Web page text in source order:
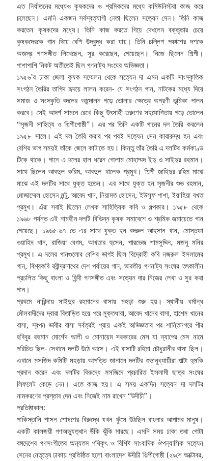
এত নির্যাতনের মধ্যেও কৃষকদের ও শ্রমিকদের মধ্যে কমিউনিস্টরা কাজ করে
চলেছেন। এমনি একজন সর্বস্বত্যাগী নেতা ছিলেন সত্যেন সেন। তিনি কাজ
করতেন কৃষকদের মধ্যে। তিনি কাজ করতে গিয়ে দেখলেন বক্তৃতার চেয়ে
কৃষকদেরকে গান দিয়ে বেশি উদ্বুদ্ধ করা যায়। তিনি চল্লিশ পঞ্চাশের দশকে
অজস্র গণসঙ্গীত লিখেছেন, সুর করেছেন, গেয়েছেন। নিজে ছিলেন শিল্পী।
পাশাপাশি নিকট অতীতেই ছিল গণনাট্য সংঘের অভিজ্ঞতা।
১৯৫৬’র ঢাকা জেলা কৃষক সম্মেলন থেকে সত্যেন দা এমন একটি সাংস্কৃতিক
সংগঠন তৈরির তাগিদ হৃদয়ে লালন করেন- যে সংগঠন গান, নাটকের মধ্যে দিয়ে
সমাজ ও সংস্কৃতি বদলের আন্দোলন গড়ে তোলার ক্ষেত্রে অগ্রণী ভূমিকা পালন
করবে। সেই আদর্শ সামনে রেখে কিছু উৎসাহী তরুণের সহযোগিতায় গড়ে তোলেন
“সৃজনী সাহিত্য ও শিল্পীগোষ্ঠী”। এর পর তিনি একটি গানের দল তৈরি করলেন
১৯৫৮ সালে। এই দল তৈরি করার পর পরই সত্যেন সেন কারারুদ্ধ হন এবং
বেশির ভাগ সময়ই তাঁকে জেলে কাটাতে হয়। কিন্তু তাঁর তৈরি এ দলটির কর্মকাণ্ড
টিকে থাকে। গানে এ দলের হাল ধরেন গোলাম মোহাম্মদ ইদু ও সাইদুর রহমান।
সাথে ছিলেন আবদুল করিম, আবদুল খালেক প্রমুখ। শিল্পী জাহিদুর রহিম মাঝে
মাঝে এই দলটির সাথে যুক্ত হতেন। এর সাথে যুক্ত হন সৃজনীর শুভ রহমান,
মোজাম্মেল হোসেন মন্টু, আবেদ খান, নিয়ামত হোসেন, ইউসুফ পাশা, ইয়াহিয়া বখত
প্রমুখ। এঁরা সবাই ছিলেন লেখক সাহিত্যিক কবি ও গল্পকার। ১৯৫৮ থেকে
১৯৬৮ পর্যন্ত এই নামহীন দলটি বিভিন্ন কৃষক সমাবেশে ও শ্রমিক জমায়েতে গান
গেয়েছে। ১৯৬৫-৬৭ তে এর সাথে যুক্ত হন বদরুল আহসান খান, মোস্তফা
ওয়াহিদ খান, রাজিয়া বেগম, আখতার হুসেন, পারভেজ শামসুদ্দিন, মজনু মনির
প্রমুখ। এ দলের গানগুলোর বেশির ভাগই ছিল বিদ্রোহী কবি নজরুল ইসলামের
গান, বিশ্বকবি রবীন্দ্রনাথের দেশ পর্যায়ের গান, ভারতীয় গণনাট্য সংঘের তৎকালীন
প্রচলিত কিছু বাংলা ও হিন্দী গণসঙ্গীত এবং সত্যেন দার নিজের লেখা ও সুর করা
গান।
প্রথমে নারিন্দায় সাইদুর রহমানের বাসায় মহড়া শুরু হয়। স্থানীয় ধর্মান্ধ
মৌলবাদীদের দ্বারা বিতাড়িত হয়ে পরে মুক্তধারা, আবেদ খানের বাসা, হাশেম খানের
বাসা, স্বপন ভাবীর বাসা সর্বত্রই প্রায় একই অভিজ্ঞতার পর শান্তিনগরে পীর
হবিবুর রহমান মোর্শেদ আলী ও মোনায়েম সরকারের মেস যা ন্যাপের মেস নামে
পরিচিত ছিল- সেখানে দলটি উঠে আসে। এই বাসাটি রহিমা চৌধুরানীর বাসা ছিল।
এখানে মসজিদ কমিটি মহড়ায় আপত্তি জানালে দলটির শুভানুধ্যায়ীরা পাল্টা হুমকি
প্রদান করেন এবং দলটির বিরুদ্ধে মসজিদে প্রচারিত ইসলামী ছাত্র সংঘের
লিফলেট কেড়ে নেন। এতে কাজ হয়। এ সময় একদিন সত্যেন দা দলটির
নামকরণের প্রস্তাব দেন এবং নিজেই নাম রাখেন “উদীচী”।
প্রতিষ্ঠাকাল:
পাকিস্তানি শাসন শোষণের বিরুদ্ধে যখন ফুঁসে উঠছিল বাংলার আপামর মানুষ।
একটি কালজয়ী গণঅভ্যুত্থান উঁকি ঝুঁকি মারছে। এমনি সময় ঢাকা তথা গোটা
বঙ্গদেশের গণসংগীতের অন্যতম পথিকৃৎ ও বিশিষ্ট সাংবাদিক ঔপন্যাসিক সত্যেন
সেনের নেতৃত্বে ঢাকায় প্রতিষ্ঠিত হলো বাংলাদেশ উদীচী শিল্পীগোষ্ঠী (২৯শে অক্টোবর,